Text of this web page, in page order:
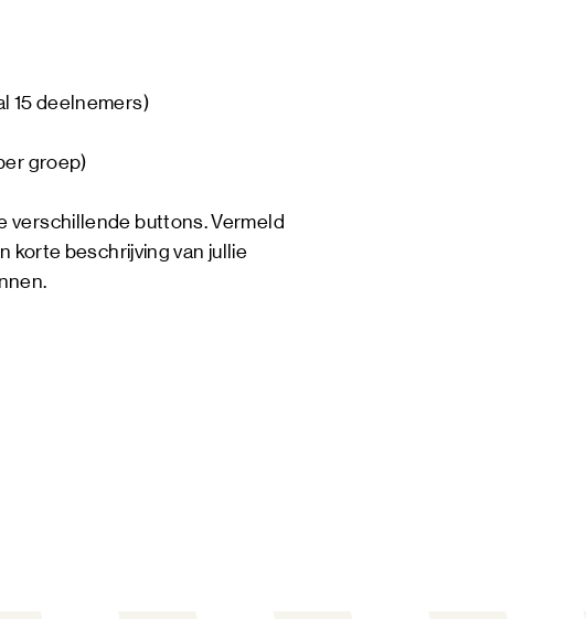
15 deelnemers)
groep)
verschillende buttons. Vermeld
korte beschrijving van jullie